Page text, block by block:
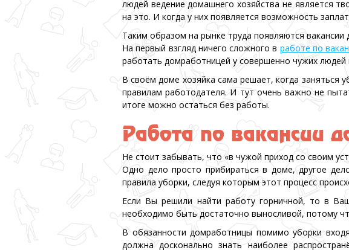
людей ведение домашнего хозяйства не является
на это. И когда у них появляется возможность
Таким образом на рынке труда появляются вакансии
На первый взгляд ничего сложного в работе по
работать домработницей у совершенно чужих
В своём доме хозяйка сама решает, когда заняться
правилам работодателя. И тут очень важно не
итоге можно остаться без работы.
Работа по вакансии
Не стоит забывать, что «в чужой приход со своим
Одно дело просто прибираться в доме, другое
правила уборки, следуя которым этот процесс
Если Вы решили найти работу горничной, то в
необходимо быть достаточно выносливой, потому
В обязанности домработницы помимо уборки
должна досконально знать наиболее